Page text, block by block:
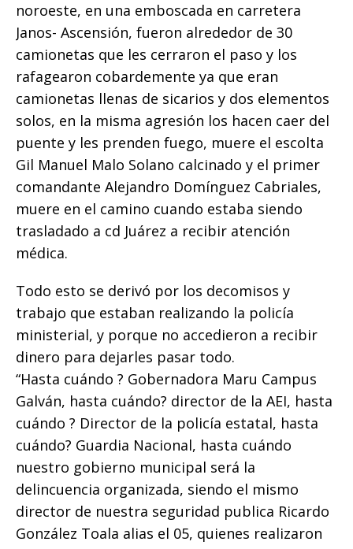
noroeste, en una emboscada en carretera
Janos- Ascensión, fueron alrededor de 30
camionetas que les cerraron el paso y los
rafagearon cobardemente ya que eran
camionetas llenas de sicarios y dos elementos
solos, en la misma agresión los hacen caer del
puente y les prenden fuego, muere el escolta
Gil Manuel Malo Solano calcinado y el primer
comandante Alejandro Domínguez Cabriales,
muere en el camino cuando estaba siendo
trasladado a cd Juárez a recibir atención
médica.
Todo esto se derivó por los decomisos y
trabajo que estaban realizando la policía
ministerial, y porque no accedieron a recibir
dinero para dejarles pasar todo.
“Hasta cuándo ? Gobernadora Maru Campus
Galván, hasta cuándo? director de la AEI, hasta
cuándo ? Director de la policía estatal, hasta
cuándo? Guardia Nacional, hasta cuándo
nuestro gobierno municipal será la
delincuencia organizada, siendo el mismo
director de nuestra seguridad publica Ricardo
González Toala alias el 05, quienes realizaron